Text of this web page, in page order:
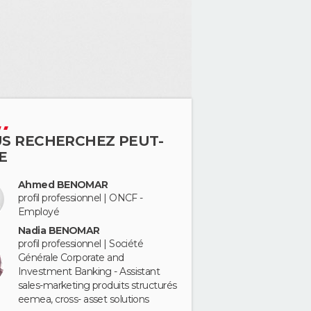
RECHERCHEZ PEUT-
Ahmed BENOMAR
profil professionnel | ONCF -
Employé
Nadia BENOMAR
profil professionnel | Société
Générale Corporate and
Investment Banking - Assistant
sales-marketing produits structurés
eemea, cross- asset solutions